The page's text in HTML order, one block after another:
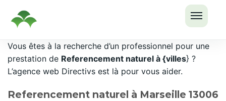
LE
Passer
au
contenu
Vous êtes à la recherche d’un professionnel pour une
prestation de Referencement naturel à {villes} ?
L’agence web Directivs est là pour vous aider.
Referencement naturel à Marseille 13006